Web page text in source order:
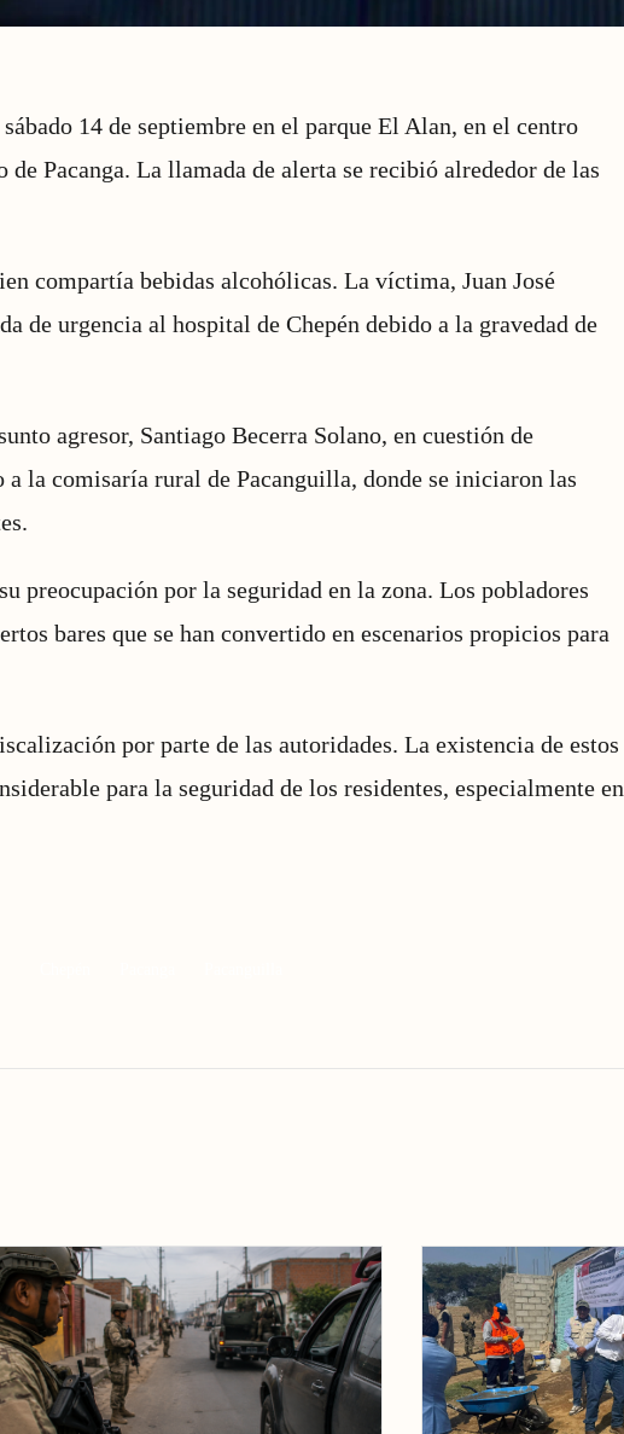
14 de septiembre en el parque El Alan, en el centro
Pacanga. La llamada de alerta se recibió alrededor de las
compartía bebidas alcohólicas. La víctima, Juan José
de urgencia al hospital de Chepén debido a la gravedad de
agresor, Santiago Becerra Solano, en cuestión de
a la comisaría rural de Pacanguilla, donde se iniciaron las
preocupación por la seguridad en la zona. Los pobladores
bares que se han convertido en escenarios propicios para
por parte de las autoridades. La existencia de estos
para la seguridad de los residentes, especialmente en